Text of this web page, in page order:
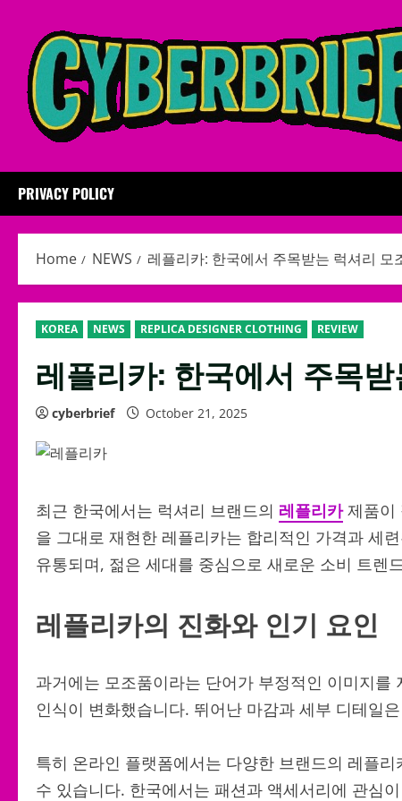
content
PRIVACY POLICY
Home NEWS 레플리카: 한국에서 주목받는 럭셔리 모
KOREA NEWS REPLICA DESIGNER CLOTHING REVIEW
레플리카: 한국에서 주목
cyberbrief October 21, 2025
최근 한국에서는 럭셔리 브랜드의 레플리카제품이
을 그대로 재현한 레플리카는 합리적인 가격과 세
유통되며, 젊은 세대를 중심으로 새로운 소비 트렌
레플리카의 진화와 인기 요인
과거에는 모조품이라는 단어가 부정적인 이미지를
인식이 변화했습니다. 뛰어난 마감과 세부 디테일
특히 온라인 플랫폼에서는 다양한 브랜드의 레플
수 있습니다. 한국에서는 패션과 액세서리에 관심